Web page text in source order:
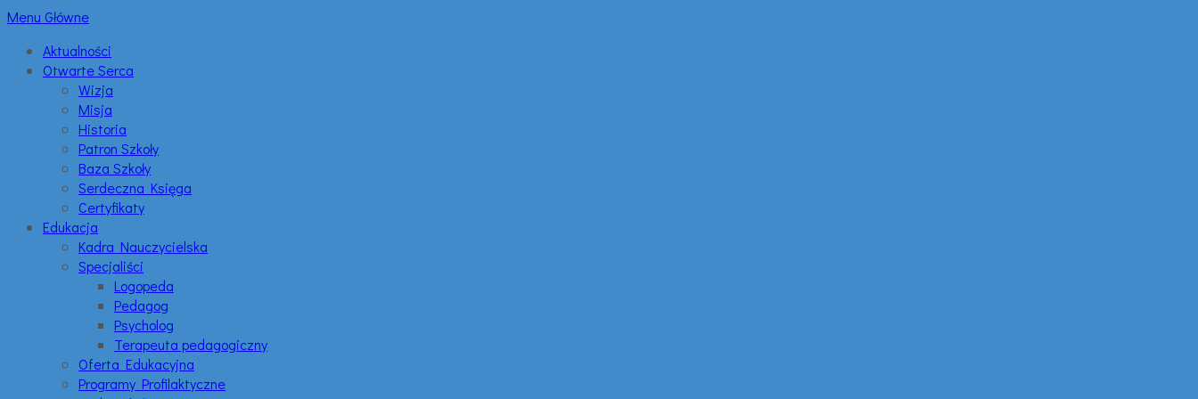
Menu Główne
Aktualności
Otwarte Serca
Wizja
Misja
Historia
Patron Szkoły
Baza Szkoły
Serdeczna Księga
Certyfikaty
Edukacja
Kadra Nauczycielska
Specjaliści
Logopeda
Pedagog
Psycholog
Terapeuta pedagogiczny
Oferta Edukacyjna
Programy Profilaktyczne